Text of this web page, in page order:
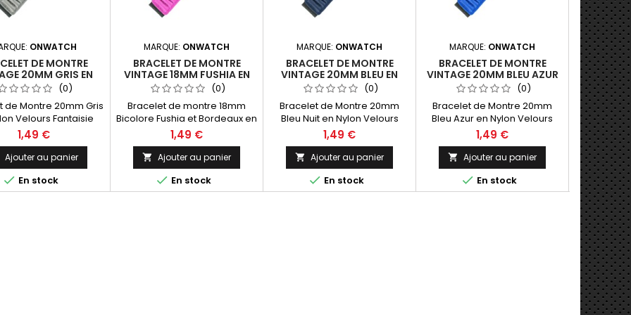
ONWATCH
DE MONTRE
20MM GRIS EN
VELOURS FANTAISIE
(0)
de Montre 20mm Gris
Velours Fantaisie
1,49 €
Ajouter au panier
 En stock
MARQUE: ONWATCH
BRACELET DE MONTRE
VINTAGE 18MM FUSHIA EN
NYLON VELOURS
(0)
Bracelet de montre 18mm
Bicolore Fushia et Bordeaux en
Nylon Velours.
1,49 €
 Ajouter au panier
 En stock
MARQUE: ONWATCH
BRACELET DE MONTRE
VINTAGE 20MM BLEU EN
NYLON VELOURS FANTAISIE
(0)
Bracelet de Montre 20mm
Bleu Nuit en Nylon Velours
Fantaisie
1,49 €
 Ajouter au panier
 En stock
MARQUE: ONWATCH
BRACELET DE MONTRE
VINTAGE 20MM BLEU AZUR
EN NYLON VELOURS
FANTAISIE
(0)
Bracelet de Montre 20mm
Bleu Azur en Nylon Velours
Fantaisie
1,49 €
 Ajouter au panier
 En stock
VINTAGE
NYLON
Bracelet
Jaune

